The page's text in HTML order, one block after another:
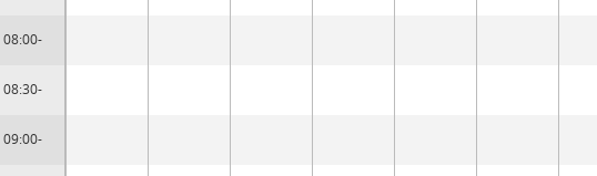
08:00-
08:30-
09:00-